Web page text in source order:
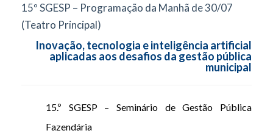
15º SGESP – Programação da Manhã de 30/07
(Teatro Principal)
Inovação, tecnologia e inteligência artificial
aplicadas aos desafios da gestão pública
municipal
15.º SGESP – Seminário de Gestão Pública
Fazendária